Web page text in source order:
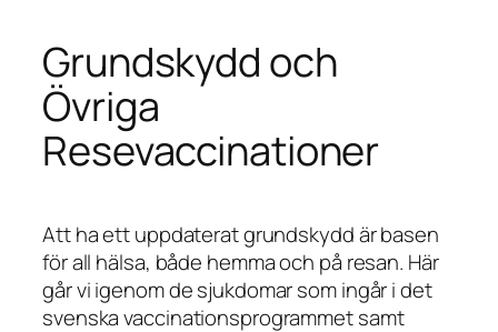
Grundskydd och
Övriga
Resevaccinationer
Att ha ett uppdaterat grundskydd är basen
för all hälsa, både hemma och på resan. Här
går vi igenom de sjukdomar som ingår i det
svenska vaccinationsprogrammet samt